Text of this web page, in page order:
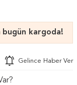
bugün kargoda!
Gelince Haber Ver